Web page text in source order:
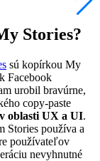
Stories?
sú kopírkou My
Facebook
urobil bravúrne,
copy-paste
oblasti UX a UI.
Stories používa a
používateľov
nevyhnutné